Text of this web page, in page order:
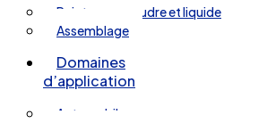
Peinture en poudre et liquide
Assemblage
Domaines
d’application
Automobile